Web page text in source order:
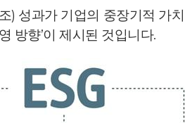
) 성과가 기업의 중장기적 가
방향’이 제시된 것입니다.